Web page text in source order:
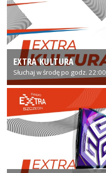
EXTRA KULTURA
Słuchaj w środę po godz. 22:00